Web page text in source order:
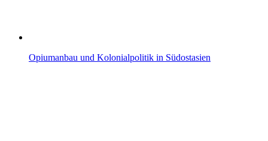
Opiumanbau und Kolonialpolitik in Südostasien